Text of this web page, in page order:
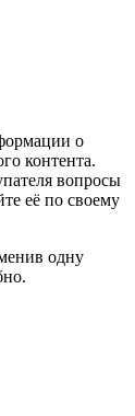
о
контента.
вопросы
её по своему
одну